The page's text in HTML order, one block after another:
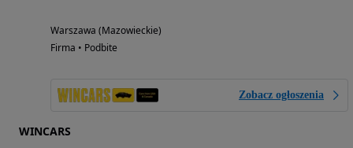
Warszawa (Mazowieckie)
Firma • Podbite
Zobacz ogłoszenia
WINCARS